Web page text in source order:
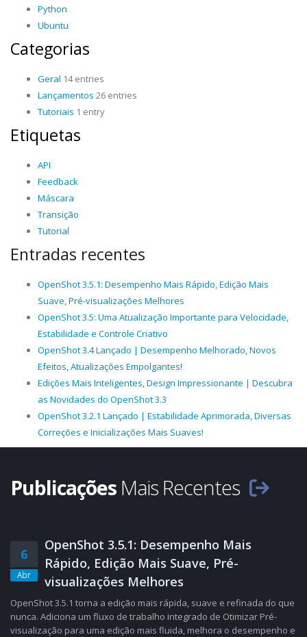
Python
Ubuntu
Categorias
Geral 14 entries
Lançamentos 26 entries
Tutoriais 1 entry
Etiquetas
API
Feedback
Máscara
Transição
Tutorial
Entradas recentes
OpenShot 3.5.1: Desempenho Mais Rápido, Edição Mais
Suave, Pré-visualizações Melhores
OpenShot 3.5: Uma Atualização Importante para Velocidade,
Estabilidade e Controle Criativo
OpenShot 3.4 Lançado | Desempenho Melhorado, Novos
Efeitos, Atualizações Empolgantes!
Edições Mais Inteligentes, Design Impressionante | Descubra
as Novidades do OpenShot 3.3
OpenShot 3.2.1 Lançado | Estabilidade Aprimorada, Diversas
Correções e Inicializações Mais Suaves!
Publicações Mais Recentes
6
Abr
OpenShot 3.5.1: Desempenho Mais
Rápido, Edição Mais Suave, Pré-
visualizações Melhores
OpenShot 3.5.1 torna a edição mais rápida, suave e refinada do que
nunca. Adiciona um fluxo de trabalho integrado de Otimizar Pré-
visualização para uma edição mais fluida, melhora o desempenho e